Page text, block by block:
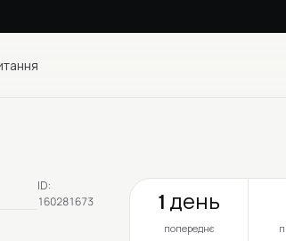
ID:
160281673
1 день
попереднє